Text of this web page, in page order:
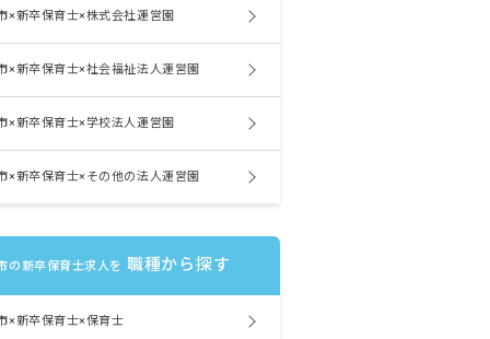
×新卒保育士×株式会社運営園
×新卒保育士×社会福祉法人運営園
×新卒保育士×学校法人運営園
×新卒保育士×その他の法人運営園
の新卒保育士求人を 職種から探す
×新卒保育士×保育士